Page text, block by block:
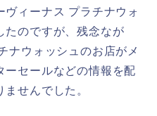
ヴィーナス プラチナウォ
たのですが、残念なが
ナウォッシュのお店がメ
ーセールなどの情報を配
せんでした。